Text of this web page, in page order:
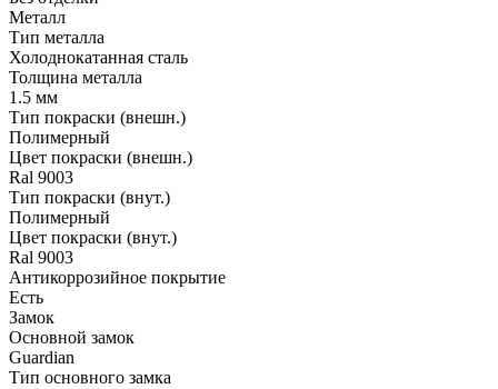
Металл
Тип металла
Холоднокатанная сталь
Толщина металла
1.5 мм
Тип покраски (внешн.)
Полимерный
Цвет покраски (внешн.)
Ral 9003
Тип покраски (внут.)
Полимерный
Цвет покраски (внут.)
Ral 9003
Антикоррозийное покрытие
Есть
Замок
Основной замок
Guardian
Тип основного замка